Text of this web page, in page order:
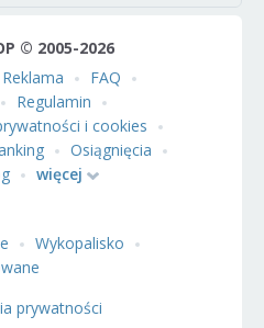
© 2005-2026
Reklama
FAQ
Regulamin
i cookies
Osiągnięcia
więcej
Wykopalisko
prywatności